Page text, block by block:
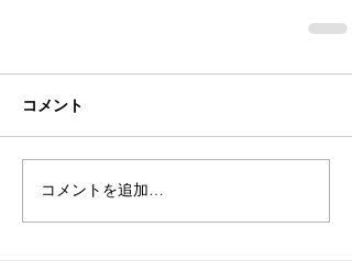
コメント
コメントを追加…